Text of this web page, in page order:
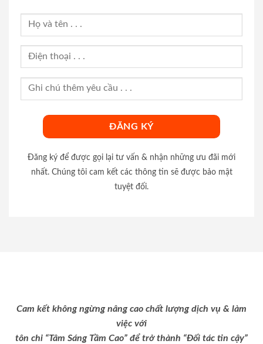
Đăng ký để được gọi lại tư vấn & nhận những ưu đãi mới
nhất. Chúng tôi cam kết các thông tin sẽ được bảo mật
tuyệt đối.
Cam kết không ngừng nâng cao chất lượng dịch vụ & làm
việc với
tôn chỉ “Tâm Sáng Tầm Cao” để trở thành “Đối tác tin cậy”